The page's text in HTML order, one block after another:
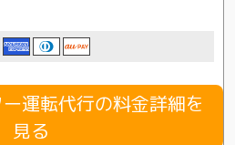
運転代行の料金詳細を
見る